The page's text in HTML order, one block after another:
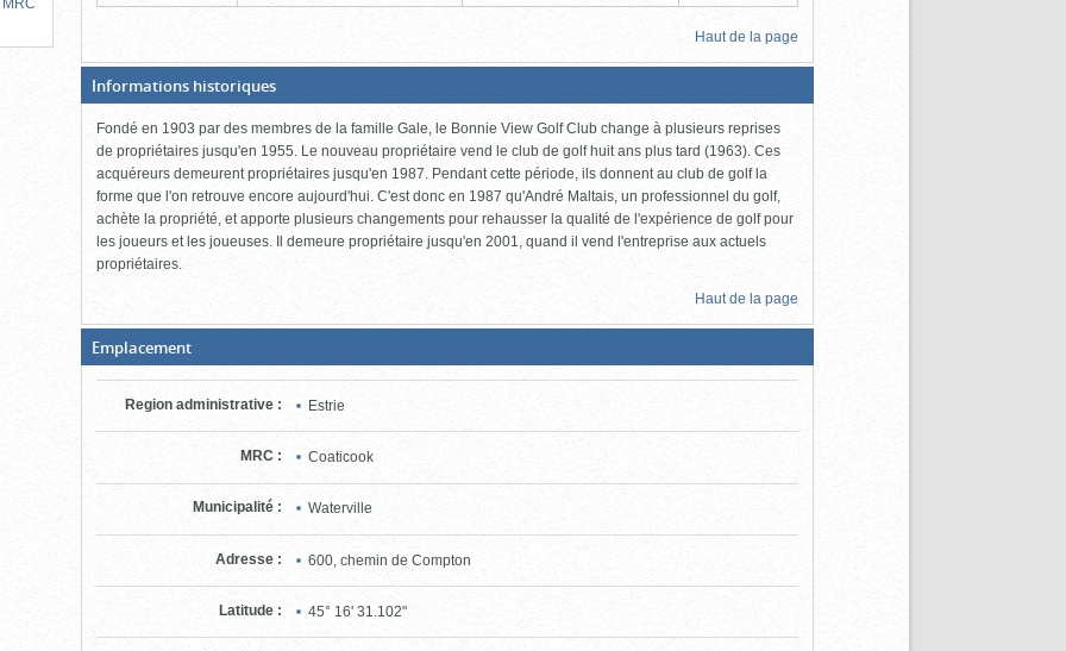
Haut de la page
Informations historiques(Boite
ouverte,
pour
fermer)
Fondé en 1903 par des membres de la famille Gale, le Bonnie View Golf Club change à plusieurs reprises
de propriétaires jusqu'en 1955. Le nouveau propriétaire vend le club de golf huit ans plus tard (1963). Ces
acquéreurs demeurent propriétaires jusqu'en 1987. Pendant cette période, ils donnent au club de golf la
forme que l'on retrouve encore aujourd'hui. C'est donc en 1987 qu'André Maltais, un professionnel du golf,
achète la propriété, et apporte plusieurs changements pour rehausser la qualité de l'expérience de golf pour
les joueurs et les joueuses. Il demeure propriétaire jusqu'en 2001, quand il vend l'entreprise aux actuels
propriétaires.
Haut de la page
Emplacement(Boite
fermée,
cliquer
pour
ouvrir)
Region administrative : Estrie
MRC : Coaticook
Municipalité : Waterville
Adresse : 600, chemin de Compton
Latitude : 45° 16' 31.102"